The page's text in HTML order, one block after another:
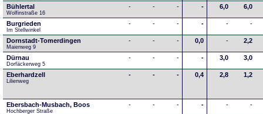
Bühlertal
Wolfinstraße 16
- - - - 6,0 6,0
Burgrieden
Im Stellwinkel
- - - - - -
Dornstadt-Tomerdingen
Maienweg 9
- - - 0,0 - 2,2
Dürnau
Dorfäckerweg 5
- - - - 3,0 3,0
Eberhardzell
Lilienweg
- - - 0,4 2,8 1,2
Ebersbach-Musbach, Boos
Hochberger Straße
- - - - - -